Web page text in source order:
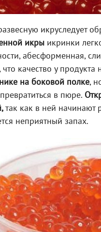
икруследует
икры икринки
абесформенная,
что качество у продукта
на боковой полке,
в пюре. О
так как в ней начинают
неприятный запах.